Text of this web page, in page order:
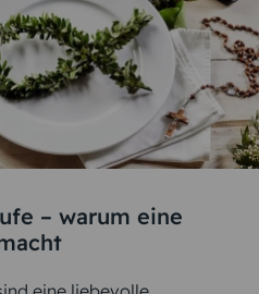
– warum eine